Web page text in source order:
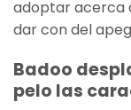
adoptar acerca
dar con del
Badoo
pelo las